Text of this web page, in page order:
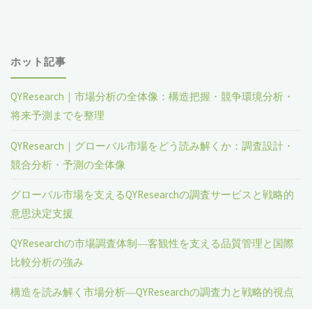
ト
2023"
グ
分
レ
ホット記事
QYResearch｜市場分析の全体像：構造把握・競争環境分析・
将来予測までを整理
QYResearch｜グローバル市場をどう読み解くか：調査設計・
競合分析・予測の全体像
グローバル市場を支えるQYResearchの調査サービスと戦略的
意思決定支援
QYResearchの市場調査体制―客観性を支える品質管理と国際
比較分析の強み
構造を読み解く市場分析―QYResearchの調査力と戦略的視点